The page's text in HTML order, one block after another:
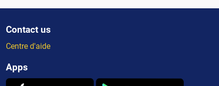
Contact us
Centre d'aide
Apps